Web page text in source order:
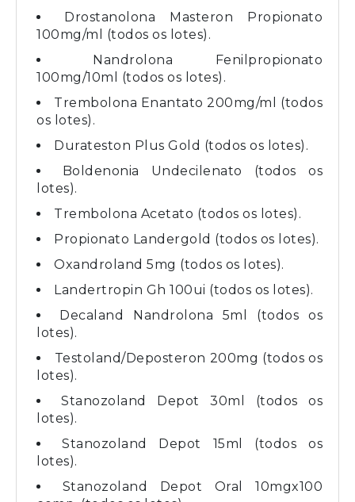
Drostanolona Masteron Propionato
100mg/ml (todos os lotes).
Nandrolona Fenilpropionato
100mg/10ml (todos os lotes).
Trembolona Enantato 200mg/ml (todos
os lotes).
Durateston Plus Gold (todos os lotes).
Boldenonia Undecilenato (todos os
lotes).
Trembolona Acetato (todos os lotes).
Propionato Landergold (todos os lotes).
Oxandroland 5mg (todos os lotes).
Landertropin Gh 100ui (todos os lotes).
Decaland Nandrolona 5ml (todos os
lotes).
Testoland/Deposteron 200mg (todos os
lotes).
Stanozoland Depot 30ml (todos os
lotes).
Stanozoland Depot 15ml (todos os
lotes).
Stanozoland Depot Oral 10mgx100